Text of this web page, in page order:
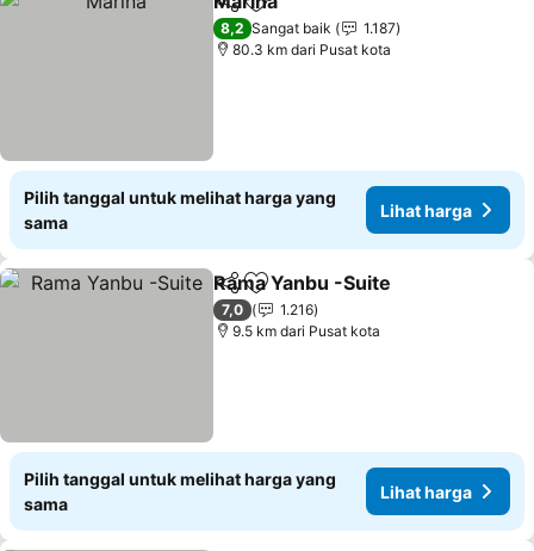
BagikanTambahkan ke favorit
8,2 Sangat baik
1.187
80.3 km dari Pusat kota
Pilih tanggal untuk melihat harga yang
sama
Lihat harga
BagikanTambahkan ke favorit
Rama Yanbu -Suite
7,0
1.216
9.5 km dari Pusat kota
Pilih tanggal untuk melihat harga yang
sama
Lihat harga